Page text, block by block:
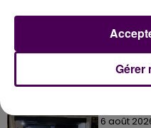
Inscrivez-
Kids !
6 août
Gérer